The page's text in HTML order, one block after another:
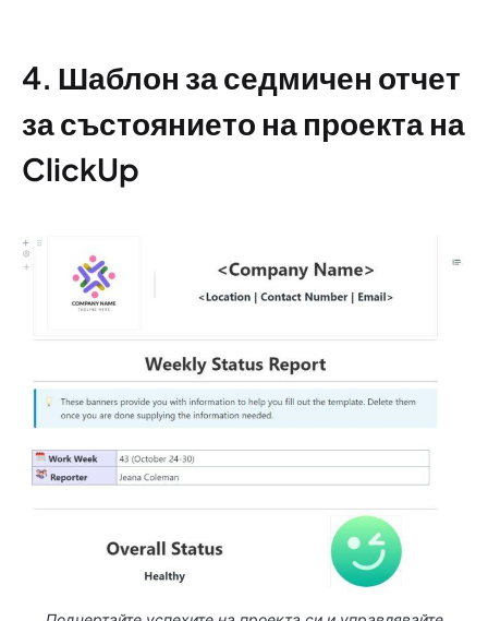
4. Шаблон за седмичен отчет
за състоянието на проекта на
ClickUp